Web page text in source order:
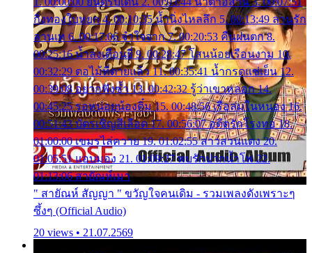
กิ่งทองใบหยก 4. 00:10:35 น้ำนิ่งไหลลึก 5. 00:13:49 ลานรัก
ลานเท 6. 00:17:06 จำใจจาก 7. 00:20:53 คืนฝนตก 8.
00:25:16 น้ำลงเดือนยี่ 9. 00:28:47 โสนน้อยเรือนงาม 10.
00:32:29 ตอไม้ที่ตายแล้ว 11. 00:35:41 น้ำกรดแช่เย็น 12.
00:39:08 อยากฟังซ้ำ 13. 00:42:32 รู้ว่าเขาหลอก 14.
00:45:25 รอหน่อยน้องติ๋ม 15. 00:48:56 เรือล่มในหนอง 16.
00:51:43 บัตรเชิญสีเลือด 17. 00:56:07 อดีตรักโรงทอ 18.
01:00:00 เขมรไล่ควาย 19. 01:02:55 สาวสวนแตง 20.
01:05:51 แอบมอง 21. 01:09:27 พบรักปากน้ำโพ 22.
01:13:06 สายัณห์เมา
" สายัณห์ สัญญา " ขวัญใจคนเดิม - รวมเพลงดังเพราะๆ
ซึ้งๆ (Official Audio)
20 views • 21.07.2569